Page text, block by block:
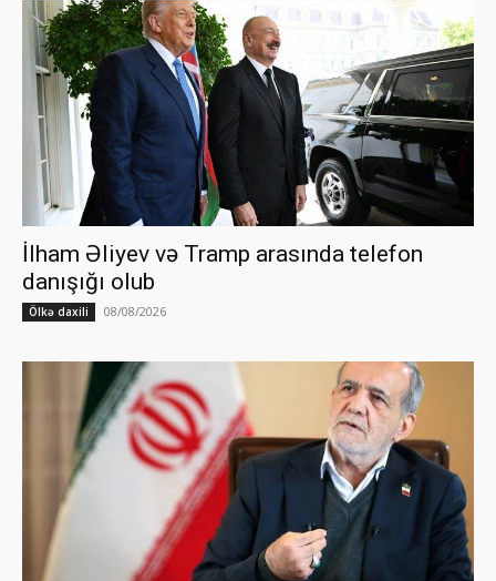
İlham Əliyev və Tramp arasında telefon
danışığı olub
Ölkə daxili 08/08/2026